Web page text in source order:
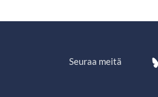
Seuraa meitä